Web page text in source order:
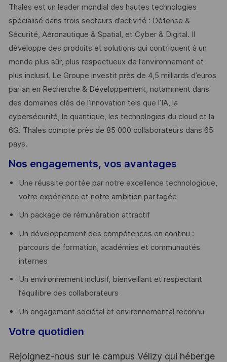
Thales est un leader mondial des hautes technologies
spécialisé dans trois secteurs d’activité : Défense &
Sécurité, Aéronautique & Spatial, et Cyber & Digital. Il
développe des produits et solutions qui contribuent à un
monde plus sûr, plus respectueux de l’environnement et
plus inclusif. Le Groupe investit près de 4,5 milliards d’euros
par an en Recherche & Développement, notamment dans
des domaines clés de l’innovation tels que l’IA, la
cybersécurité, le quantique, les technologies du cloud et la
6G. Thales compte près de 85 000 collaborateurs dans 65
pays. ​
Nos engagements, vos avantages
Une réussite portée par notre excellence technologique,
votre expérience et notre ambition partagée
Un package de rémunération attractif
Un développement des compétences en continu :
parcours de formation, académies et communautés
internes
Un environnement inclusif, bienveillant et respectant
l’équilibre des collaborateurs
Un engagement sociétal et environnemental reconnu
Votre quotidien
Rejoignez-nous sur le campus Vélizy qui héberge